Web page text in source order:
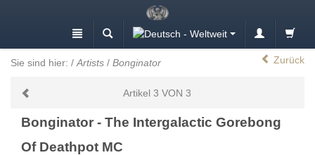
Sie sind hier: / Artists / Bonginator Zurück
Artikel 3 VON 3
Bonginator - The Intergalactic Gorebong
Of Deathpot MC